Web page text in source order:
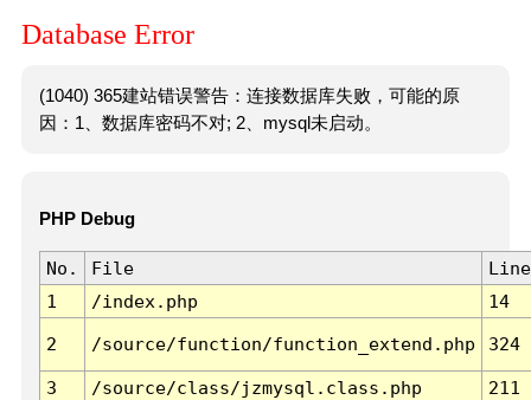
Database Error
(1040) 365建站错误警告：连接数据库失败，可能的原
因：1、数据库密码不对; 2、mysql未启动。
PHP Debug
No. File
Line
1
/index.php 14
2 /source/function/function_extend.php 324
3 /source/class/jzmysql.class.php
211